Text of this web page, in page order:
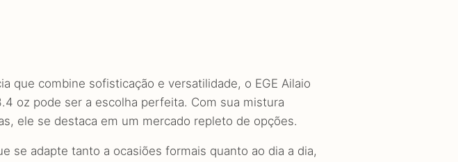
que combine sofisticação e versatilidade, o EGE Ailaio
oz pode ser a escolha perfeita. Com sua mistura
ele se destaca em um mercado repleto de opções.
se adapte tanto a ocasiões formais quanto ao dia a dia,